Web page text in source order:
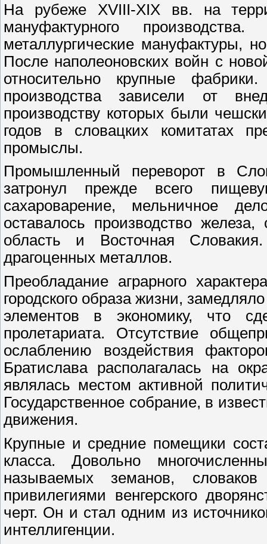
На рубеже XVIII-XIX вв. на
мануфактурного
металлургические мануфактуры,
После наполеоновских войн с
относительно крупные
производства зависели от
производству которых были
годов в словацких комитатах
промыслы.
Промышленный переворот в
затронул прежде всего
сахароварение, мельничное
оставалось производство
область и Восточная
драгоценных металлов.
Преобладание аграрного
городского образа жизни,
элементов в экономику, что
пролетариата. Отсутствие
ослаблению воздействия
Братислава располагалась на
являлась местом активной
Государственное собрание, в
движения.
Крупные и средние помещики
класса. Довольно
называемых земанов,
привилегиями венгерского
черт. Он и стал одним из
интеллигенции.